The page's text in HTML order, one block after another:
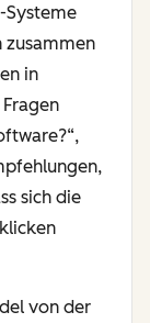
Systeme
zusammen
in
sich die
von der